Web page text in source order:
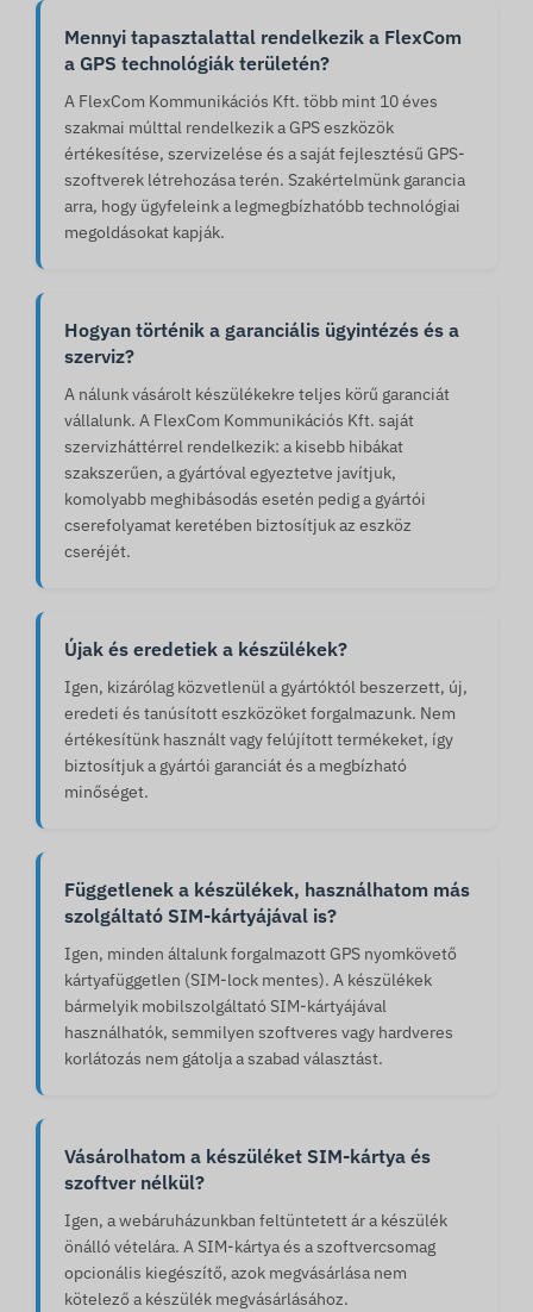
Mennyi tapasztalattal rendelkezik a FlexCom
a GPS technológiák területén?
A FlexCom Kommunikációs Kft. több mint 10 éves
szakmai múlttal rendelkezik a GPS eszközök
értékesítése, szervizelése és a saját fejlesztésű GPS-
szoftverek létrehozása terén. Szakértelmünk garancia
arra, hogy ügyfeleink a legmegbízhatóbb technológiai
megoldásokat kapják.
Hogyan történik a garanciális ügyintézés és a
szerviz?
A nálunk vásárolt készülékekre teljes körű garanciát
vállalunk. A FlexCom Kommunikációs Kft. saját
szervizháttérrel rendelkezik: a kisebb hibákat
szakszerűen, a gyártóval egyeztetve javítjuk,
komolyabb meghibásodás esetén pedig a gyártói
cserefolyamat keretében biztosítjuk az eszköz
cseréjét.
Újak és eredetiek a készülékek?
Igen, kizárólag közvetlenül a gyártóktól beszerzett, új,
eredeti és tanúsított eszközöket forgalmazunk. Nem
értékesítünk használt vagy felújított termékeket, így
biztosítjuk a gyártói garanciát és a megbízható
minőséget.
Függetlenek a készülékek, használhatom más
szolgáltató SIM-kártyájával is?
Igen, minden általunk forgalmazott GPS nyomkövető
kártyafüggetlen (SIM-lock mentes). A készülékek
bármelyik mobilszolgáltató SIM-kártyájával
használhatók, semmilyen szoftveres vagy hardveres
korlátozás nem gátolja a szabad választást.
Vásárolhatom a készüléket SIM-kártya és
szoftver nélkül?
Igen, a webáruházunkban feltüntetett ár a készülék
önálló vételára. A SIM-kártya és a szoftvercsomag
opcionális kiegészítő, azok megvásárlása nem
kötelező a készülék megvásárlásához.